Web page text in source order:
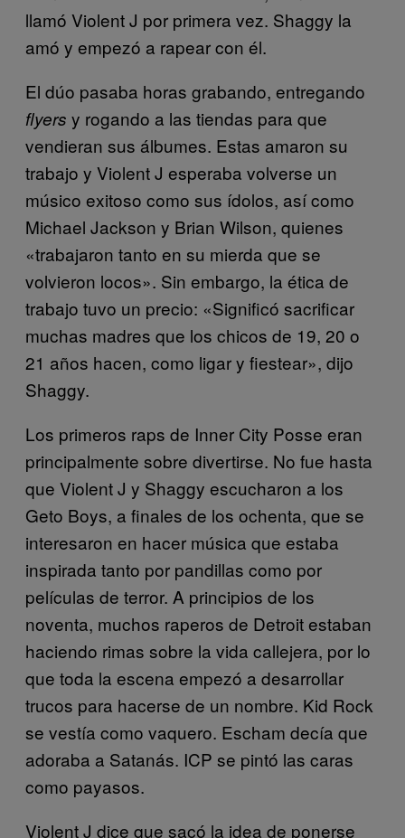
llamó Violent J por primera vez. Shaggy la
amó y empezó a rapear con él.
El dúo pasaba horas grabando, entregando
flyers y rogando a las tiendas para que
vendieran sus álbumes. Estas amaron su
trabajo y Violent J esperaba volverse un
músico exitoso como sus ídolos, así como
Michael Jackson y Brian Wilson, quienes
«trabajaron tanto en su mierda que se
volvieron locos». Sin embargo, la ética de
trabajo tuvo un precio: «Significó sacrificar
muchas madres que los chicos de 19, 20 o
21 años hacen, como ligar y fiestear», dijo
Shaggy.
Los primeros raps de Inner City Posse eran
principalmente sobre divertirse. No fue hasta
que Violent J y Shaggy escucharon a los
Geto Boys, a finales de los ochenta, que se
interesaron en hacer música que estaba
inspirada tanto por pandillas como por
películas de terror. A principios de los
noventa, muchos raperos de Detroit estaban
haciendo rimas sobre la vida callejera, por lo
que toda la escena empezó a desarrollar
trucos para hacerse de un nombre. Kid Rock
se vestía como vaquero. Escham decía que
adoraba a Satanás. ICP se pintó las caras
como payasos.
Violent J dice que sacó la idea de ponerse